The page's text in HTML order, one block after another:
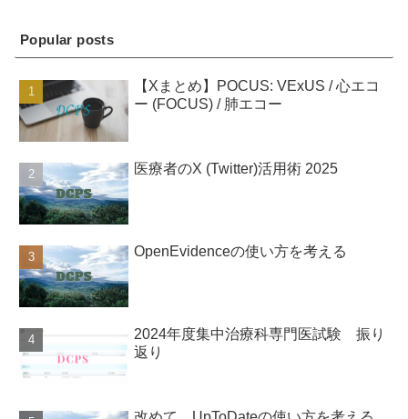
Popular posts
【Xまとめ】POCUS: VExUS / 心エコ
ー (FOCUS) / 肺エコー
医療者のX (Twitter)活用術 2025
OpenEvidenceの使い方を考える
2024年度集中治療科専門医試験 振り
返り